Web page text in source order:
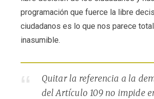
programación que fuerce la libre
ciudadanos es lo que nos parece
inasumible.
Quitar la referencia a la
del Artículo 109 no impide